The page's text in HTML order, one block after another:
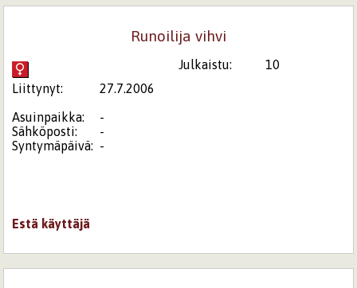
Runoilija vihvi
Julkaistu:
10
Liittynyt:
27.7.2006
Asuinpaikka:
-
Sähköposti:
-
Syntymäpäivä: -
Estä käyttäjä